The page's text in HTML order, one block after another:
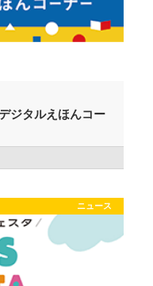
ジタルえほんコー
ニュース